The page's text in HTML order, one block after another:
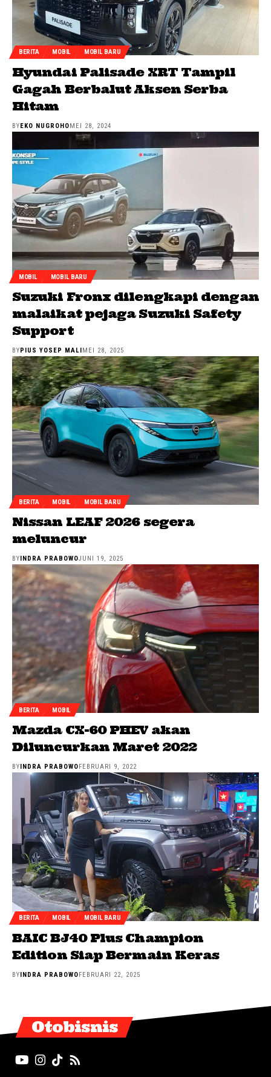
BERITA MOBIL MOBIL BARU
Hyundai Palisade XRT Tampil
Gagah Berbalut Aksen Serba
Hitam
BYEKO NUGROHOMEI 28, 2024
MOBIL MOBIL BARU
Suzuki Fronx dilengkapi dengan
malaikat pejaga Suzuki Safety
Support
BY PIUS YOSEP MALI MEI 28, 2025
BERITA MOBIL MOBIL BARU
Nissan LEAF 2026 segera
meluncur
BY INDRA PRABOWOJUNI 19, 2025
BERITA MOBIL
Mazda CX-60 PHEV akan
Diluncurkan Maret 2022
BYINDRA PRABOWOFEBRUARI 9, 2022
BERITA MOBIL MOBIL BARU
BAIC BJ40 Plus Champion
Edition Siap Bermain Keras
BYINDRA PRABOWOFEBRUARI 22, 2025
Otobisnis